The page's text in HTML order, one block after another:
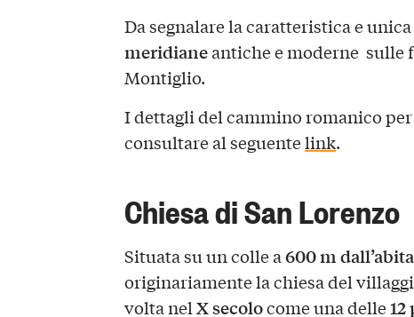
Da segnalare la caratteristica e
meridianeantiche e moderne sulle
Montiglio.
I dettagli del cammino romanico
consultare al seguentelink.
Chiesa di San Lorenzo
Situata su un colle a600 m
originariamente la chiesa del
volta nelX secolocome una delle